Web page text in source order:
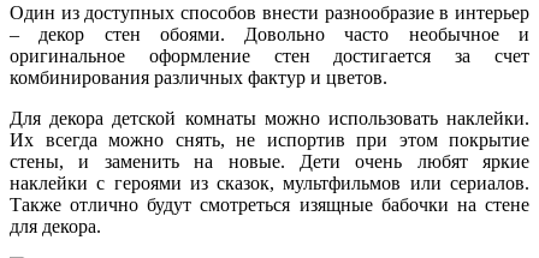
Один из доступных способов внести разнообразие в интерьер
– декор стен обоями. Довольно часто необычное и
оригинальное оформление стен достигается за счет
комбинирования различных фактур и цветов.
Для декора детской комнаты можно использовать наклейки.
Их всегда можно снять, не испортив при этом покрытие
стены, и заменить на новые. Дети очень любят яркие
наклейки с героями из сказок, мультфильмов или сериалов.
Также отлично будут смотреться изящные бабочки на стене
для декора.